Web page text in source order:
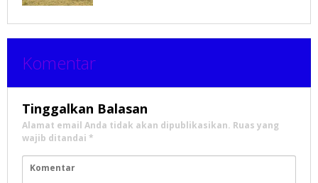
Komentar
Tinggalkan Balasan
Alamat email Anda tidak akan dipublikasikan. Ruas yang
wajib ditandai *